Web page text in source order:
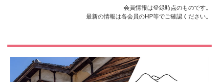
会員情報は登録時点のものです。
最新の情報は各会員のHP等でご確認ください。